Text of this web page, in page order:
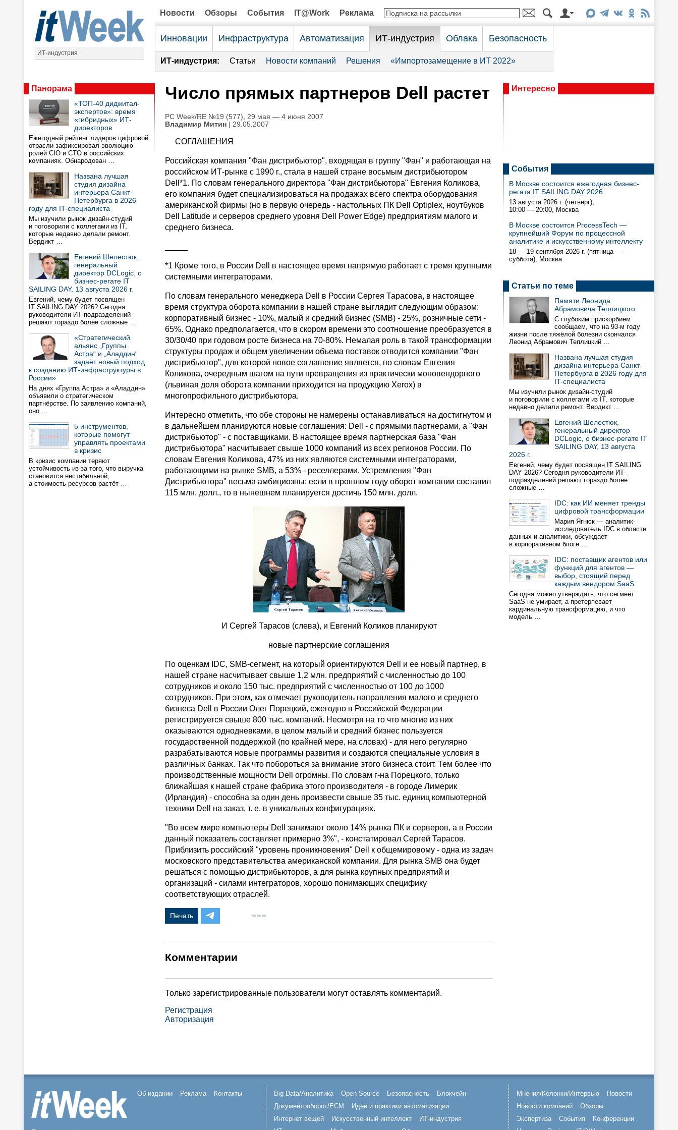
ИТ-индустрия
Новости Обзоры События IT@Work Реклама
Инновации Инфраструктура Автоматизация ИТ-индустрия Облака Безопасность
ИТ-индустрия: Статьи Новости компаний Решения «Импортозамещение в ИТ 2022»
Панорама
«ТОП-40 диджитал-
экспертов»: время
«гибридных» ИТ-
директоров
Ежегодный рейтинг лидеров цифровой
отрасли зафиксировал эволюцию
ролей CIO и CTO в российских
компаниях. Обнародован …
Названа лучшая
студия дизайна
интерьера Санкт-
Петербурга в 2026
году для IT-специалиста
Мы изучили рынок дизайн-студий
и поговорили с коллегами из IT,
которые недавно делали ремонт.
Вердикт …
Евгений Шелестюк,
генеральный
директор DCLogic, о
бизнес-регате IT
SAILING DAY, 13 августа 2026 г.
Евгений, чему будет посвящен
IT SAILING DAY 2026? Сегодня
руководители ИТ-подразделений
решают гораздо более сложные …
«Стратегический
альянс „Группы
Астра“ и „Аладдин“
задаёт новый подход
к созданию ИТ-инфраструктуры в
России»
На днях «Группа Астра» и «Аладдин»
объявили о стратегическом
партнёрстве. По заявлению компаний,
оно …
5 инструментов,
которые помогут
управлять проектами
в кризис
В кризис компании теряют
устойчивость из-за того, что выручка
становится нестабильной,
а стоимость ресурсов растёт …
Число прямых партнеров Dell растет
PC Week/RE №19 (577), 29 мая — 4 июня 2007
Владимир Митин | 29.05.2007
СОГЛАШЕНИЯ
Российская компания "Фан дистрибьютор", входящая в группу "Фан" и работающая на
российском ИТ-рынке с 1990 г., стала в нашей стране восьмым дистрибьютором
Dell*1. По словам генерального директора "Фан дистрибьютора" Евгения Коликова,
его компания будет специализироваться на продажах всего спектра оборудования
американской фирмы (но в первую очередь - настольных ПК Dell Optiplex, ноутбуков
Dell Latitude и серверов среднего уровня Dell Power Edge) предприятиям малого и
среднего бизнеса.
*1 Кроме того, в России Dell в настоящее время напрямую работает с тремя крупными
системными интеграторами.
По словам генерального менеджера Dell в России Сергея Тарасова, в настоящее
время структура оборота компании в нашей стране выглядит следующим образом:
корпоративный бизнес - 10%, малый и средний бизнес (SMB) - 25%, розничные сети -
65%. Однако предполагается, что в скором времени это соотношение преобразуется в
30/30/40 при годовом росте бизнеса на 70-80%. Немалая роль в такой трансформации
структуры продаж и общем увеличении объема поставок отводится компании "Фан
дистрибьютор", для которой новое соглашение является, по словам Евгения
Коликова, очередным шагом на пути превращения из практически моновендорного
(львиная доля оборота компании приходится на продукцию Xerox) в
многопрофильного дистрибьютора.
Интересно отметить, что обе стороны не намерены останавливаться на достигнутом и
в дальнейшем планируются новые соглашения: Dell - с прямыми партнерами, а "Фан
дистрибьютор" - с поставщиками. В настоящее время партнерская база "Фан
дистрибьютора" насчитывает свыше 1000 компаний из всех регионов России. По
словам Евгения Коликова, 47% из них являются системными интеграторами,
работающими на рынке SMB, а 53% - реселлерами. Устремления "Фан
Дистрибьютора" весьма амбициозны: если в прошлом году оборот компании составил
115 млн. долл., то в нынешнем планируется достичь 150 млн. долл.
И Сергей Тарасов (слева), и Евгений Коликов планируют
новые партнерские соглашения
По оценкам IDC, SMB-сегмент, на который ориентируются Dell и ее новый партнер, в
нашей стране насчитывает свыше 1,2 млн. предприятий с численностью до 100
сотрудников и около 150 тыс. предприятий с численностью от 100 до 1000
сотрудников. При этом, как отмечает руководитель направления малого и среднего
бизнеса Dell в России Олег Порецкий, ежегодно в Российской Федерации
регистрируется свыше 800 тыс. компаний. Несмотря на то что многие из них
оказываются однодневками, в целом малый и средний бизнес пользуется
государственной поддержкой (по крайней мере, на словах) - для него регулярно
разрабатываются новые программы развития и создаются специальные условия в
различных банках. Так что побороться за внимание этого бизнеса стоит. Тем более что
производственные мощности Dell огромны. По словам г-на Порецкого, только
ближайшая к нашей стране фабрика этого производителя - в городе Лимерик
(Ирландия) - способна за один день произвести свыше 35 тыс. единиц компьютерной
техники Dell на заказ, т. е. в уникальных конфигурациях.
"Во всем мире компьютеры Dell занимают около 14% рынка ПК и серверов, а в России
данный показатель составляет примерно 3%", - констатировал Сергей Тарасов.
Приблизить российский "уровень проникновения" Dell к общемировому - одна из задач
московского представительства американской компании. Для рынка SMB она будет
решаться с помощью дистрибьюторов, а для рынка крупных предприятий и
организаций - силами интеграторов, хорошо понимающих специфику
соответствующих отраслей.
Печать
Комментарии
Только зарегистрированные пользователи могут оставлять комментарий.
Регистрация
Авторизация
Интересно
События
В Москве состоится ежегодная бизнес-
регата IT SAILING DAY 2026
13 августа 2026 г. (четверг),
10:00 — 20:00, Москва
В Москве состоится ProcessTech —
крупнейший Форум по процессной
аналитике и искусственному интеллекту
18 — 19 сентября 2026 г. (пятница —
суббота), Москва
Статьи по теме
Памяти Леонида
Абрамовича Теплицкого
С глубоким прискорбием
сообщаем, что на 93-м году
жизни после тяжёлой болезни скончался
Леонид Абрамович Теплицкий …
Названа лучшая студия
дизайна интерьера Санкт-
Петербурга в 2026 году для
IT-специалиста
Мы изучили рынок дизайн-студий
и поговорили с коллегами из IT, которые
недавно делали ремонт. Вердикт …
Евгений Шелестюк,
генеральный директор
DCLogic, о бизнес-регате IT
SAILING DAY, 13 августа
2026 г.
Евгений, чему будет посвящен IT SAILING
DAY 2026? Сегодня руководители ИТ-
подразделений решают гораздо более
сложные …
IDC: как ИИ меняет тренды
цифровой трансформации
Мария Ягнюк — аналитик-
исследователь IDC в области
данных и аналитики, обсуждает
в корпоративном блоге …
IDC: поставщик агентов или
функций для агентов —
выбор, стоящий перед
каждым вендором SaaS
Сегодня можно утверждать, что сегмент
SaaS не умирает, а претерпевает
кардинальную трансформацию, и что
модель …
Об издании Реклама Контакты Big Data/Аналитика Open Source Безопасность
Блокчейн
Документооборот/ECM
Идеи и практики автоматизации
Интернет вещей
Искусственный интеллект
ИТ-индустрия
Мнения/Колонки/Интервью
Новости
Новости компаний
Обзоры
Экспертиза
События
Конференции